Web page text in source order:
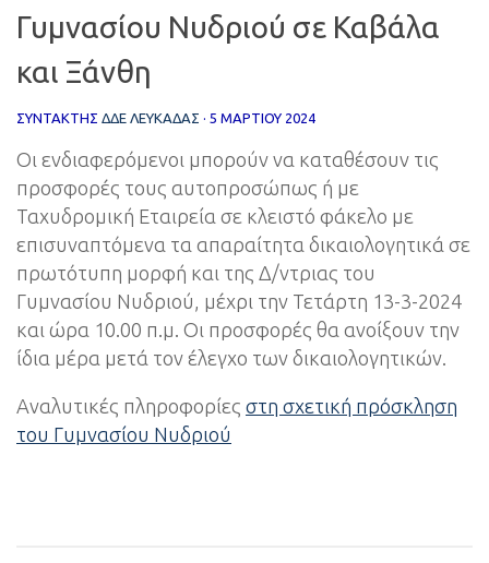
Γυμνασίου Νυδριού σε Καβάλα
και Ξάνθη
ΣΥΝΤΆΚΤΗΣ ΔΔΕ ΛΕΥΚΑΔΑΣ · 5 ΜΑΡΤΊΟΥ 2024
Οι ενδιαφερόμενοι μπορούν να καταθέσουν τις
προσφορές τους αυτοπροσώπως ή με
Ταχυδρομική Εταιρεία σε κλειστό φάκελο με
επισυναπτόμενα τα απαραίτητα δικαιολογητικά σε
πρωτότυπη μορφή και της Δ/ντριας του
Γυμνασίου Νυδριού, μέχρι την Τετάρτη 13-3-2024
και ώρα 10.00 π.μ. Οι προσφορές θα ανοίξουν την
ίδια μέρα μετά τον έλεγχο των δικαιολογητικών.
Αναλυτικές πληροφορίες στη σχετική πρόσκληση
του Γυμνασίου Νυδριού